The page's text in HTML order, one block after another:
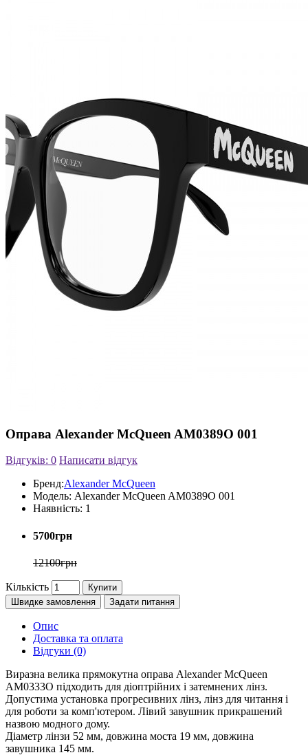
Оправа Alexander McQueen AM0389O 001
Відгуків: 0 Написати відгук
Бренд:Alexander McQueen
Модель: Alexander McQueen AM0389O 001
Наявність: 1
5700грн
12100грн
Кількість
Купити
Швидке замовлення
Задати питання
Опис
Доставка та оплата
Відгуки (0)
Виразна велика прямокутна оправа Alexander McQueen
AM0333O підходить для діоптрійних і затемнених лінз.
Допустима установка прогресивних лінз, лінз для читання і
для роботи за комп'ютером. Лівий завушник прикрашений
назвою модного дому.
Діаметр лінзи 52 мм, довжина моста 19 мм, довжина
завушника 145 мм.